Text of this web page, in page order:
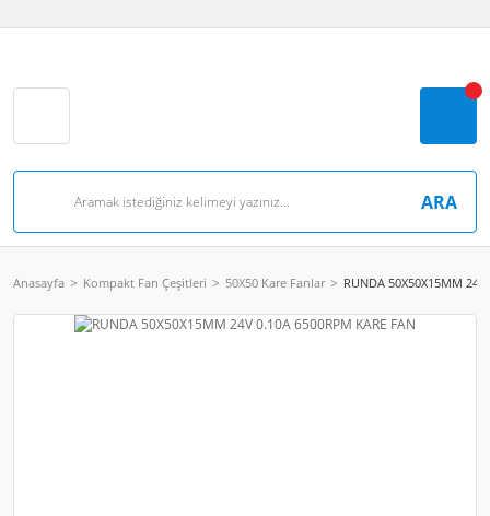
ARA
Anasayfa Kompakt Fan Çeşitleri 50X50 Kare Fanlar RUNDA 50X50X15MM